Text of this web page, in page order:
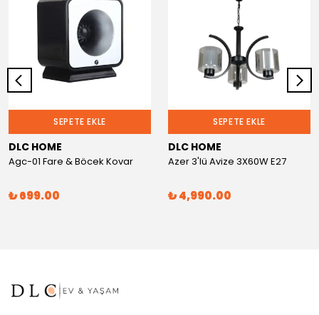
SEPETE EKLE
DLC HOME
Agc-01 Fare & Böcek Kovar
₺ 699.00
SEPETE EKLE
DLC HOME
Azer 3'lü Avize 3X60W E27
₺ 4,990.00